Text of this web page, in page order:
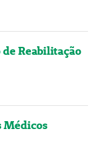
de Reabilitação
Médicos